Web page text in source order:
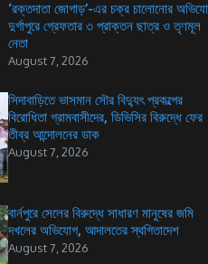
‘রক্তদাতা জোগাড়’-এর চক্র চালোনোর
দুর্গাপুরে গ্রেফতার ৩ প্রাক্তন ছাত্র ও তৃণমূল
নেতা
August 7, 2026
সিদাবাড়িতে ভাসমান সৌর বিদ্যুৎ প্রকল্পের
বিরোধিতা গ্রামবাসীদের, ডিভিসির বিরুদ্ধে ফের
তীব্র আন্দোলনের ডাক
August 7, 2026
বার্নপুরে সেলের বিরুদ্ধে সাধারণ মানুষের জমি
দখলের অভিযোগ, আদালতের স্থগিতাদেশ
August 7, 2026